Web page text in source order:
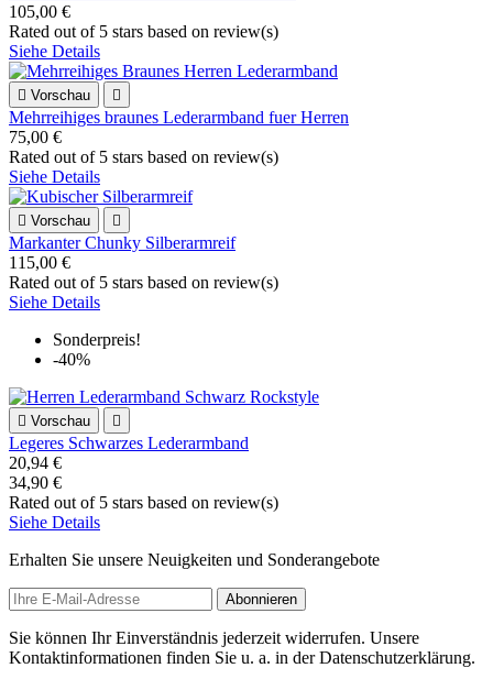
105,00 €
Rated out of 5 stars based on review(s)
Siehe Details
 Vorschau 
Mehrreihiges braunes Lederarmband fuer Herren
75,00 €
Rated out of 5 stars based on review(s)
Siehe Details
 Vorschau 
Markanter Chunky Silberarmreif
115,00 €
Rated out of 5 stars based on review(s)
Siehe Details
Sonderpreis!
-40%
 Vorschau 
Legeres Schwarzes Lederarmband
20,94 €
34,90 €
Rated out of 5 stars based on review(s)
Siehe Details
Erhalten Sie unsere Neuigkeiten und Sonderangebote
Sie können Ihr Einverständnis jederzeit widerrufen. Unsere
Kontaktinformationen finden Sie u. a. in der Datenschutzerklärung.